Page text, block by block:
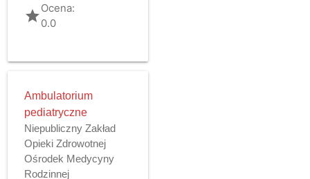
gradeOcena:
0.0
Ambulatorium
pediatryczne
Niepubliczny Zakład
Opieki Zdrowotnej
Ośrodek Medycyny
Rodzinnej